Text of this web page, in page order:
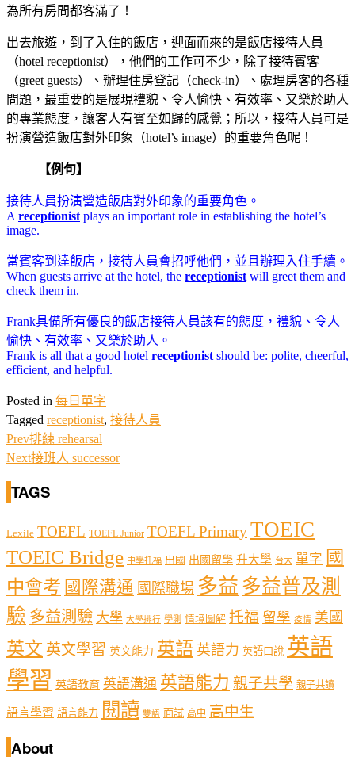
為所有房間都客滿了！
出去旅遊，到了入住的飯店，迎面而來的是飯店接待人員
（hotel receptionist），他們的工作可不少，除了接待賓客
（greet guests）、辦理住房登記（check-in）、處理房客的各種
問題，最重要的是展現禮貌、令人愉快、有效率、又樂於助人
的專業態度，讓客人有賓至如歸的感覺；所以，接待人員可是
扮演營造飯店對外印象（hotel’s image）的重要角色呢！
【例句】
接待人員扮演營造飯店對外印象的重要角色。
Areceptionistplays an important role in establishing the hotel’s
image.
當賓客到達飯店，接待人員會招呼他們，並且辦理入住手續。
When guests arrive at the hotel, the receptionistwill greet them and
check them in.
Frank具備所有優良的飯店接待人員該有的態度，禮貌、令人
愉快、有效率、又樂於助人。
Frank is all that a good hotel receptionistshould be: polite, cheerful,
efficient, and helpful.
Posted in 每日單字
Tagged receptionist, 接待人員
Prev排練 rehearsal
Next接班人 successor
TAGS
Lexile TOEFL TOEFL Junior TOEFL PrimaryTOEIC
TOEIC Bridge 中學托福 出國 出國留學 升大學 台大 單字 國
中會考 國際溝通 國際職場 多益 多益普及測
驗 多益測驗 大學 大學排行 學測 情境圖解 托福 留學 疫情 美國
英文 英文學習 英文能力 英語 英語力 英語口說 英語
學習 英語教育 英語溝通 英語能力 親子共學 親子共讀
語言學習 語言能力 閱讀 雙語 面試 高中 高中生
About